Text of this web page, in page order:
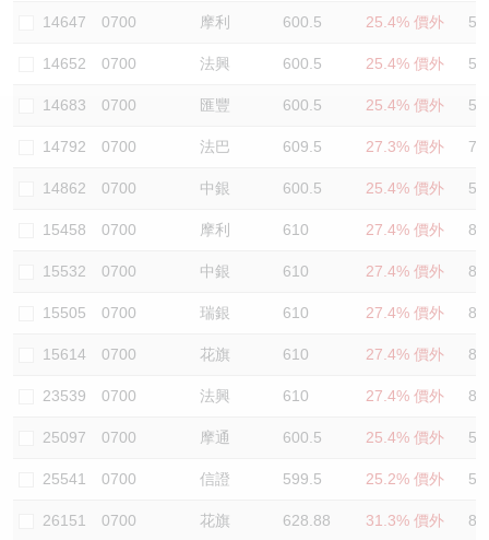
14647 0700 摩利 600.5 25.4% 價外
14652 0700 法興 600.5 25.4% 價外
14683 0700 匯豐 600.5 25.4% 價外
14792 0700 法巴 609.5 27.3% 價外
14862 0700 中銀 600.5 25.4% 價外
15458 0700 摩利 610 27.4% 價外
15532 0700 中銀 610 27.4% 價外
15505 0700 瑞銀 610 27.4% 價外
15614 0700 花旗 610 27.4% 價外
23539 0700 法興 610 27.4% 價外
25097 0700 摩通 600.5 25.4% 價外
25541 0700 信證 599.5 25.2% 價外
26151 0700 花旗 628.88 31.3% 價外
認股證/牛熊證日誌
認股證文件及公告
牛熊證到期結算價查詢
牛熊證分析儀
牛熊證文件及公告
牛熊證文件及公告 (瑞信)
中資ETFs溢價比較
AH 股價對照
ADR
收市競價變化